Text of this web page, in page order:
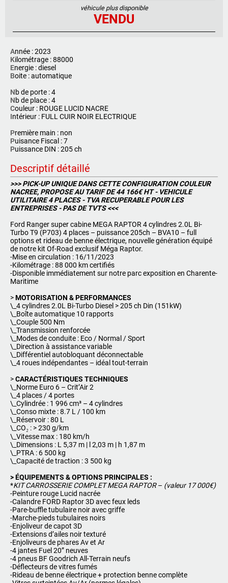
véhicule plus disponible
VENDU
Année : 2023
Kilométrage : 88000
Energie : diesel
Boite : automatique
Nb de porte : 4
Nb de place : 4
Couleur : ROUGE LUCID NACRE
Intérieur : FULL CUIR NOIR ELECTRIQUE
Première main : non
Puisance Fiscal : 7
Puissance DIN : 205 ch
Descriptif détaillé
>>> PICK-UP UNIQUE DANS CETTE CONFIGURATION COULEUR
NACREE, PROPOSE AU TARIF DE 44 166€ HT - VEHICULE
UTILITAIRE 4 PLACES - TVA RECUPERABLE POUR LES
ENTREPRISES - PAS DE TVTS <<<
Ford Ranger super cabine MEGA RAPTOR 4 cylindres 2.0L Bi-
Turbo T9 (P703) 4 places – puissance 205ch – BVA10 – full
options et rideau de benne électrique, nouvelle génération équipé
de notre kit Of-Road exclusif Méga Raptor.
-Mise en circulation : 16/11/2023
-Kilométrage : 88 000 km certifiés
-Disponible immédiatement sur notre parc exposition en Charente-
Maritime
>MOTORISATION & PERFORMANCES
\_4 cylindres 2.0L Bi-Turbo Diesel > 205 ch Din (151kW)
\_Boîte automatique 10 rapports
\_Couple 500 Nm
\_Transmission renforcée
\_Modes de conduite : Eco / Normal / Sport
\_Direction à assistance variable
\_Différentiel autobloquant déconnectable
\_4 roues indépendantes – idéal tout-terrain
>CARACTÉRISTIQUES TECHNIQUES
\_Norme Euro 6 – Crit’Air 2
\_4 places / 4 portes
\_Cylindrée : 1 996 cm³ – 4 cylindres
\_Conso mixte : 8.7 L / 100 km
\_Réservoir : 80 L
\_CO₂ : > 230 g/km
\_Vitesse max : 180 km/h
\_Dimensions : L 5,37 m | l 2,03 m | h 1,87 m
\_PTRA : 6 500 kg
\_Capacité de traction : 3 500 kg
> ÉQUIPEMENTS & OPTIONS PRINCIPALES :
*KIT CARROSSERIE COMPLET MEGA RAPTOR– (valeur 17 000€)
-Peinture rouge Lucid nacrée
-Calandre FORD Raptor 3D avec feux leds
-Pare-buffle tubulaire noir avec griffe
-Marche-pieds tubulaires noirs
-Enjoliveur de capot 3D
-Extensions d’ailes noir texturé
-Enjoliveurs de phares Av et Ar
-4 jantes Fuel 20” neuves
-4 pneus BF Goodrich All-Terrain neufs
-Déflecteurs de vitres fumés
-Rideau de benne électrique + protection benne complète